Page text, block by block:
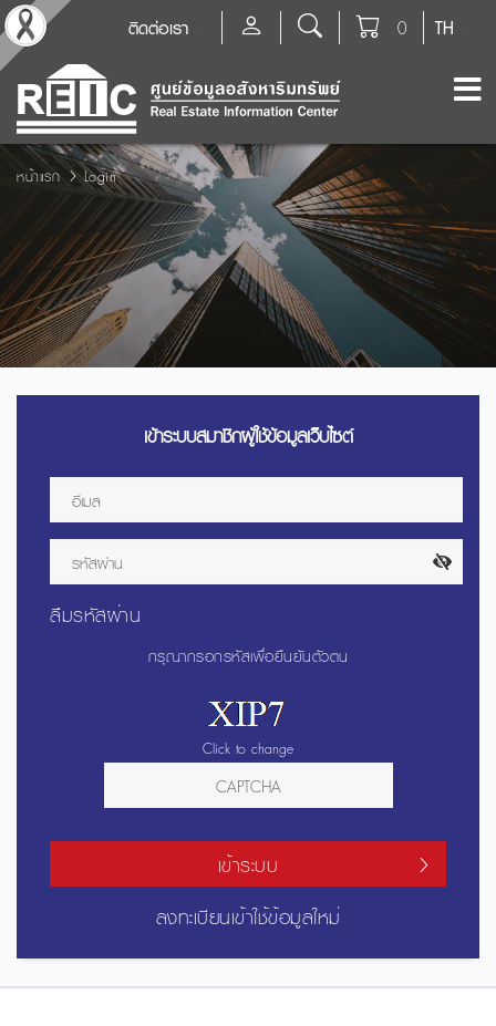
TH
0
ติดต่อเรา
หน้าแรก Login
เข้าระบบสมาชิกผู้ใช้ข้อมูลเว็บไซต์
ลืมรหัสผ่าน
กรุณากรอกรหัสเพื่อยืนยันตัวตน
Click to change
เข้าระบบ
ลงทะเบียนเข้าใช้ข้อมูลใหม่